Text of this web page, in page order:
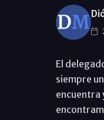
El
siempre
encuentra